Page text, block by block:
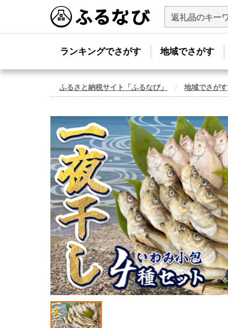
ランキングでさがす 地域でさがす
ふるさと納税サイト「ふるなび」 地域でさがす